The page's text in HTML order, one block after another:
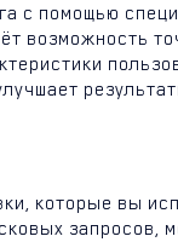
с помощью
возможность
которые вы
запросов,